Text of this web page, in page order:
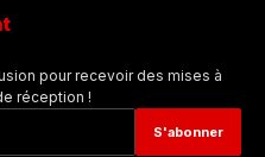
pour recevoir des mises à
réception !